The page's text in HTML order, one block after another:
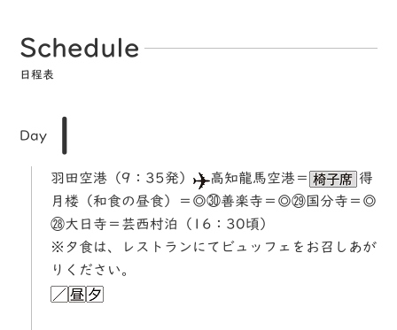
Schedule
日程表
Day 1
羽田空港（9：35発） 高知龍馬空港＝
得
月楼（和食の昼食）＝◎㉚善楽寺＝◎㉙国分寺＝◎
㉘大日寺＝芸西村泊（16：30頃）
※夕食は、レストランにてビュッフェをお召しあが
りください。